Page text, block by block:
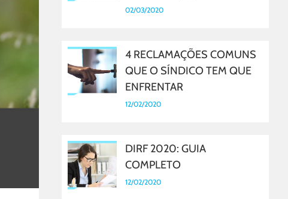
02/03/2020
4 RECLAMAÇÕES COMUNS
QUE O SÍNDICO TEM QUE
ENFRENTAR
12/02/2020
DIRF 2020: GUIA
COMPLETO
12/02/2020